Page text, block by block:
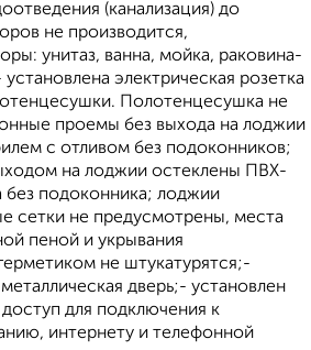
(канализация) до
не производится,
унитаз, ванна, мойка, раковина-
электрическая розетка
Полотенцесушка не
проемы без выхода на лоджии
с отливом без подоконников;
на лоджии остеклены ПВХ-
без подоконника; лоджии
сетки не предусмотрены, места
пеной и укрывания
не штукатурятся;-
дверь;- установлен
для подключения к
интернету и телефонной